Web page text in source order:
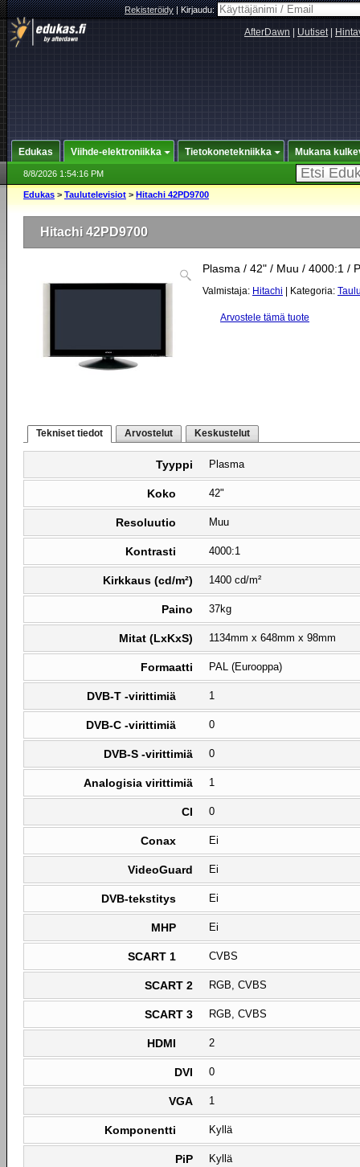
Rekisteröidy|Kirjaudu:
AfterDawn Uutiset|
Edukas Viihde-elektroniikka Tietokonetekniikka Mukana
8/8/2026 1:54:16 PM
Edukas > Taulutelevisiot > Hitachi 42PD9700
Hitachi 42PD9700
Plasma / 42" / Muu / 4000:1 /
Valmistaja: Hitachi | Kategoria:
Arvostele tämä tuote
Tekniset tiedot Arvostelut Keskustelut
Tyyppi Plasma
Koko 42"
Resoluutio Muu
Kontrasti 4000:1
Kirkkaus (cd/m²) 1400 cd/m²
Paino 37kg
Mitat (LxKxS) 1134mm x 648mm x 98mm
Formaatti PAL (Eurooppa)
DVB-T -virittimiä 1
DVB-C -virittimiä 0
DVB-S -virittimiä 0
Analogisia virittimiä 1
CI 0
Conax Ei
VideoGuard Ei
DVB-tekstitys Ei
MHP Ei
SCART 1 CVBS
SCART 2 RGB, CVBS
SCART 3 RGB, CVBS
HDMI 2
DVI 0
VGA 1
Komponentti Kyllä
PiP Kyllä